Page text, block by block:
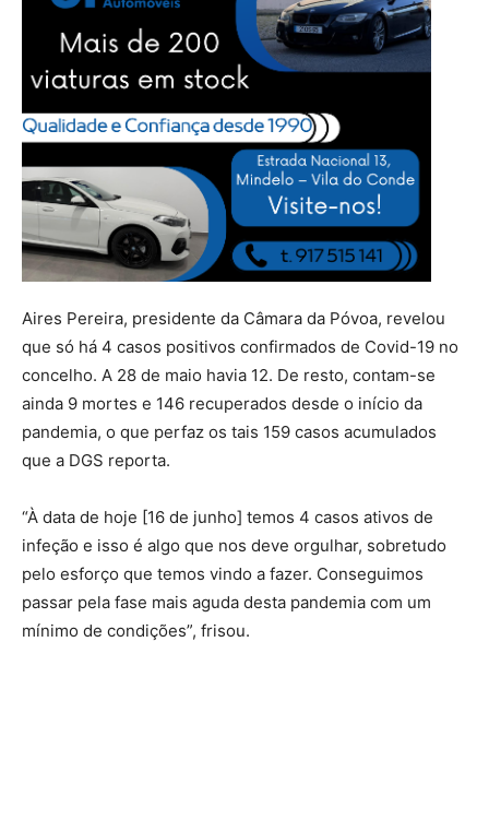
Aires Pereira, presidente da Câmara da Póvoa, revelou
que só há 4 casos positivos confirmados de Covid-19 no
concelho. A 28 de maio havia 12. De resto, contam-se
ainda 9 mortes e 146 recuperados desde o início da
pandemia, o que perfaz os tais 159 casos acumulados
que a DGS reporta.
“À data de hoje [16 de junho] temos 4 casos ativos de
infeção e isso é algo que nos deve orgulhar, sobretudo
pelo esforço que temos vindo a fazer. Conseguimos
passar pela fase mais aguda desta pandemia com um
mínimo de condições”, frisou.